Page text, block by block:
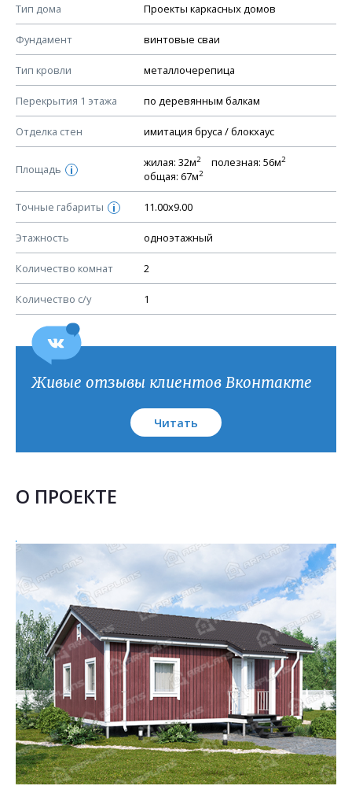
Тип дома Проекты каркасных домов
Фундамент винтовые сваи
Тип кровли металлочерепица
Перекрытия 1 этажа по деревянным балкам
Отделка стен имитация бруса / блокхаус
Площадь i
жилая: 32м2 полезная: 56м2
общая: 67м2
Точные габариты i 11.00х9.00
Этажность одноэтажный
Количество комнат 2
Количество с/у 1
КОНСТРУКТИВНЫЕ РЕШЕНИЯ (КР)
Ведомость рабочих чертежей основного комплекта КР
План фундамента
Устройство фундамента, спецификация материалов
Планы перекрытий этажей, спецификация элементов
Устройство перекрытий
Устройство стен
Спецификация материалов стен
Схема расположения лаг чердака (если есть)
Схема расположения элементов стропил
Спецификация элементов стропил
Устройство стропильной системы
Узлы устройства кровли
План кровли
Живые отзывы клиентов Вконтакте
Читать
О ПРОЕКТЕ